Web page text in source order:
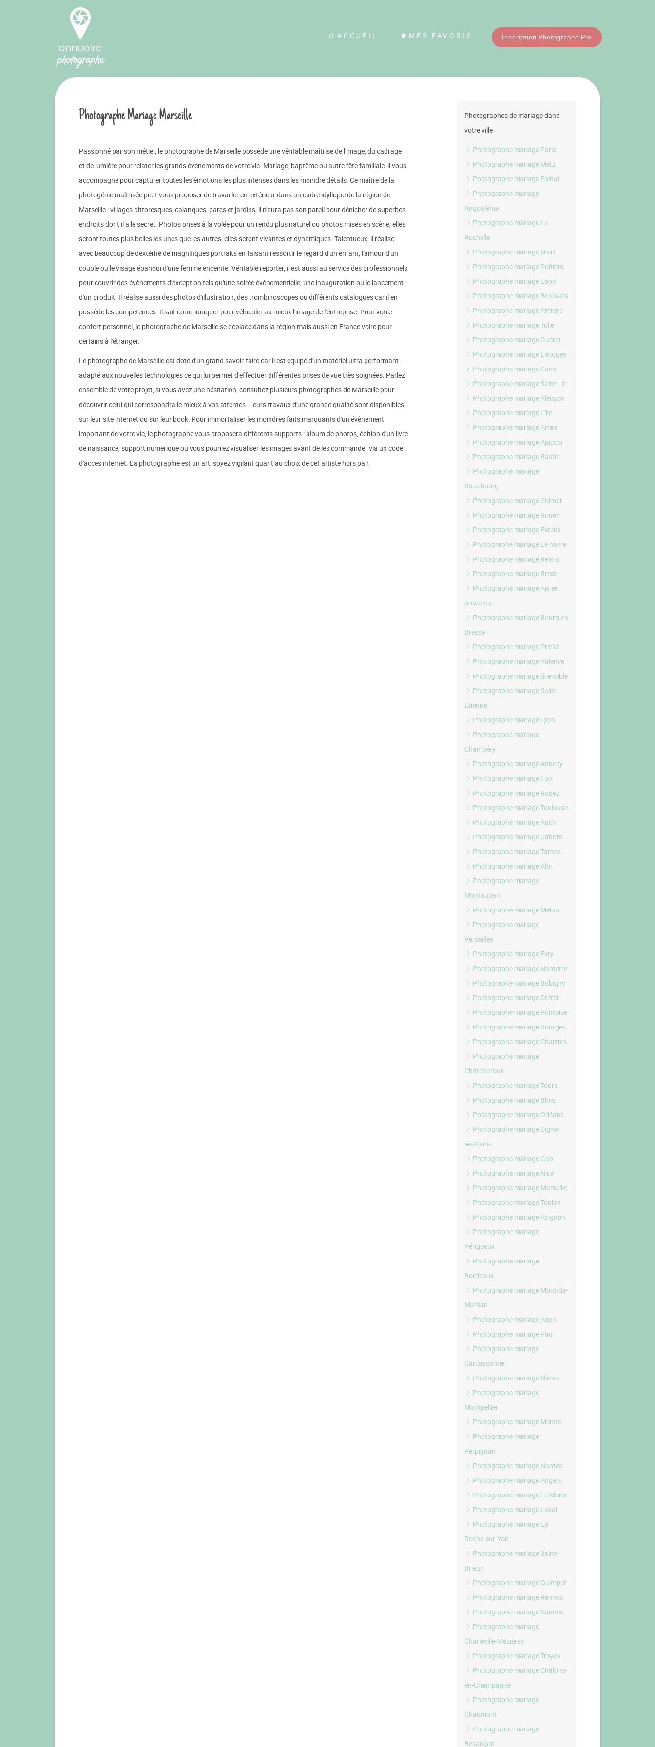
ACCUEIL MES FAVORIS Inscription Photographe Pro
Photographe Mariage Marseille
Passionné par son métier, le photographe de Marseille possède une véritable maîtrise de l'image, du cadrage
et de lumière pour relater les grands évènements de votre vie. Mariage, baptême ou autre fête familiale, il vous
accompagne pour capturer toutes les émotions les plus intenses dans les moindre détails. Ce maître de la
photogénie maîtrisée peut vous proposer de travailler en extérieur dans un cadre idyllique de la région de
Marseille : villages pittoresques, calanques, parcs et jardins, il n'aura pas son pareil pour dénicher de superbes
endroits dont il a le secret. Photos prises à la volée pour un rendu plus naturel ou photos mises en scène, elles
seront toutes plus belles les unes que les autres, elles seront vivantes et dynamiques. Talentueux, il réalise
avec beaucoup de dextérité de magnifiques portraits en faisant ressortir le regard d'un enfant, l'amour d'un
couple ou le visage épanoui d'une femme enceinte. Véritable reporter, il est aussi au service des professionnels
pour couvrir des évènements d'exception tels qu'une soirée évènementielle, une inauguration ou le lancement
d'un produit. Il réalise aussi des photos d'illustration, des trombinoscopes ou différents catalogues car il en
possède les compétences. Il sait communiquer pour véhiculer au mieux l'image de l'entreprise. Pour votre
confort personnel, le photographe de Marseille se déplace dans la région mais aussi en France voire pour
certains à l'étranger.
Le photographe de Marseille est doté d'un grand savoir-faire car il est équipé d'un matériel ultra performant
adapté aux nouvelles technologies ce qui lui permet d'effectuer différentes prises de vue très soignées. Parlez
ensemble de votre projet, si vous avez une hésitation, consultez plusieurs photographes de Marseille pour
découvrir celui qui correspondra le mieux à vos attentes. Leurs travaux d'une grande qualité sont disponibles
sur leur site internet ou sur leur book. Pour immortaliser les moindres faits marquants d'un évènement
important de votre vie, le photographe vous proposera différents supports : album de photos, édition d'un livre
de naissance, support numérique où vous pourrez visualiser les images avant de les commander via un code
d'accès internet. La photographie est un art, soyez vigilant quant au choix de cet artiste hors pair.
Photographes de mariage dans
votre ville
Photographe mariage Paris
Photographe mariage Metz
Photographe mariage Epinal
Photographe mariage
Angoulême
Photographe mariage La
Rochelle
Photographe mariage Niort
Photographe mariage Poitiers
Photographe mariage Laon
Photographe mariage Beauvais
Photographe mariage Amiens
Photographe mariage Tulle
Photographe mariage Guéret
Photographe mariage Limoges
Photographe mariage Caen
Photographe mariage Saint-Lô
Photographe mariage Alençon
Photographe mariage Lille
Photographe mariage Arras
Photographe mariage Ajaccio
Photographe mariage Bastia
Photographe mariage
Strasbourg
Photographe mariage Colmar
Photographe mariage Rouen
Photographe mariage Evreux
Photographe mariage Le havre
Photographe mariage Reims
Photographe mariage Brest
Photographe mariage Aix en
provence
Photographe mariage Bourg-en
Bresse
Photographe mariage Privas
Photographe mariage Valence
Photographe mariage Grenoble
Photographe mariage Saint-
Etienne
Photographe mariage Lyon
Photographe mariage
Chambéry
Photographe mariage Annecy
Photographe mariage Foix
Photographe mariage Rodez
Photographe mariage Toulouse
Photographe mariage Auch
Photographe mariage Cahors
Photographe mariage Tarbes
Photographe mariage Albi
Photographe mariage
Montauban
Photographe mariage Melun
Photographe mariage
Versailles
Photographe mariage Evry
Photographe mariage Nanterre
Photographe mariage Bobigny
Photographe mariage Créteil
Photographe mariage Pontoise
Photographe mariage Bourges
Photographe mariage Chartres
Photographe mariage
Châteauroux
Photographe mariage Tours
Photographe mariage Blois
Photographe mariage Orléans
Photographe mariage Digne-
les-Bains
Photographe mariage Gap
Photographe mariage Nice
Photographe mariage Marseille
Photographe mariage Toulon
Photographe mariage Avignon
Photographe mariage
Périgueux
Photographe mariage
Bordeaux
Photographe mariage Mont-de-
Marsan
Photographe mariage Agen
Photographe mariage Pau
Photographe mariage
Carcassonne
Photographe mariage Nîmes
Photographe mariage
Montpellier
Photographe mariage Mende
Photographe mariage
Perpignan
Photographe mariage Nantes
Photographe mariage Angers
Photographe mariage Le Mans
Photographe mariage Laval
Photographe mariage La
Roche-sur-Yon
Photographe mariage Saint-
Brieuc
Photographe mariage Quimper
Photographe mariage Rennes
Photographe mariage Vannes
Photographe mariage
Charleville-Mézières
Photographe mariage Troyes
Photographe mariage Châlons-
en-Champagne
Photographe mariage
Chaumont
Photographe mariage
Besançon